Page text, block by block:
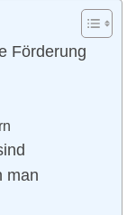
Förderung
man